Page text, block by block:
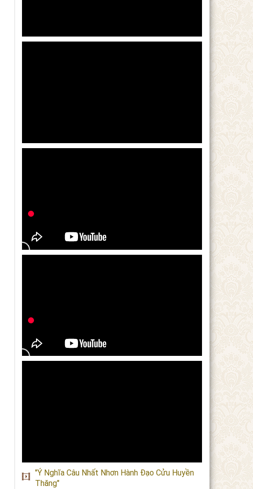
"Ý Nghĩa Câu Nhất Nhơn Hành Đạo Cửu Huyền
Thăng"